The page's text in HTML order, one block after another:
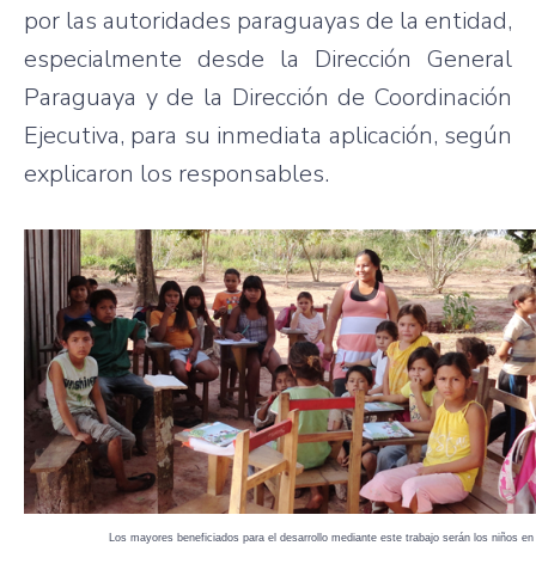
por las autoridades paraguayas de la entidad,
especialmente desde la Dirección General
Paraguaya y de la Dirección de Coordinación
Ejecutiva, para su inmediata aplicación, según
explicaron los responsables.
Los mayores beneficiados para el desarrollo mediante este trabajo serán los niños